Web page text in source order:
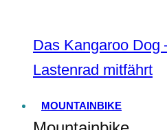
Das Kangaroo Dog
Lastenrad mitfährt
MOUNTAINBIKE